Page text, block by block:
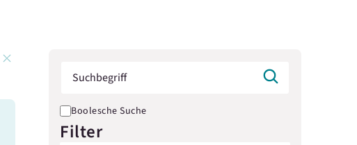
Boolesche Suche
Filter